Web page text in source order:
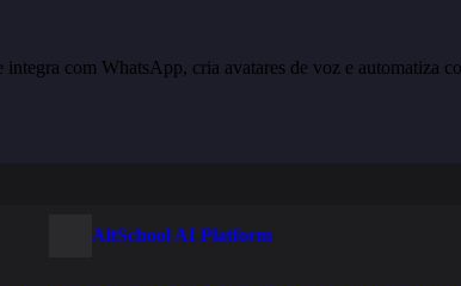
com WhatsApp, cria avatares de voz e automatiza
AltSchool AI Platform